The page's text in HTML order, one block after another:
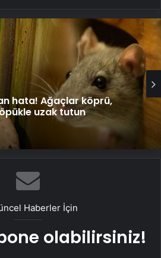
hata! Ağaçlar köprü,
uzak tutun
Haberler İçin
olabilirsiniz!